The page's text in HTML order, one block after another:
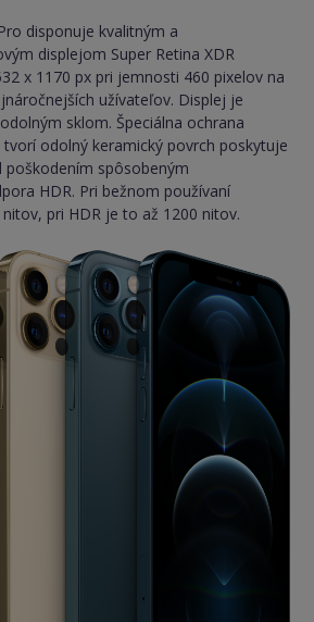
disponuje kvalitným a
displejom Super Retina XDR
x 1170 px pri jemnosti 460 pixelov na
užívateľov. Displej je
sklom. Špeciálna ochrana
tvorí odolný keramický povrch poskytuje
poškodením spôsobeným
HDR. Pri bežnom používaní
pri HDR je to až 1200 nitov.